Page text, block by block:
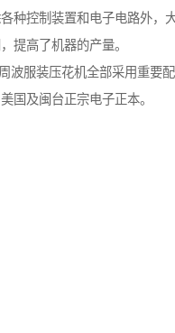
种控制装置和电子电路外，
提高了机器的产量。
波服装压花机全部采用重要
国及闽台正宗电子正本。